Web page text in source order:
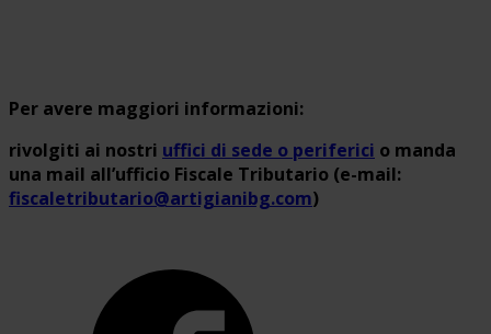
Per avere maggiori informazioni:
rivolgiti ai nostri uffici di sede o periferici o manda
una mail all’ufficio Fiscale Tributario (e-mail:
fiscaletributario@artigianibg.com)